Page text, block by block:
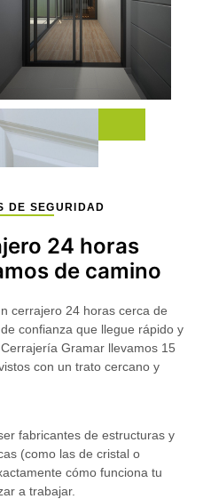
DE SEGURIDAD
24 horas
de camino
cerrajero 24 horas cerca de
confianza que llegue rápido y
Cerrajería Gramar llevamos 15
con un trato cercano y
fabricantes de estructuras y
(como las de cristal o
cómo funciona tu
a trabajar.